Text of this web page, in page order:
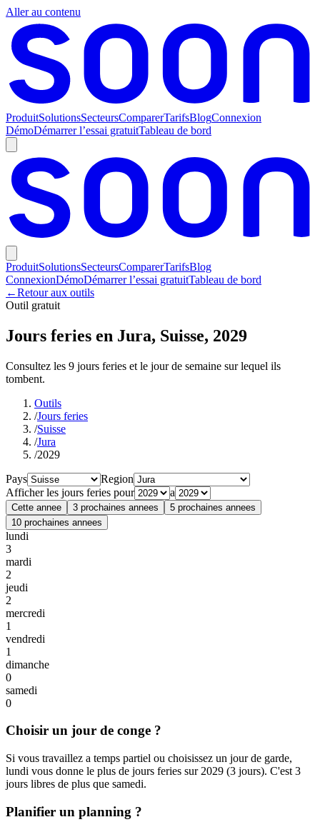
Aller au contenu
ProduitSolutionsSecteursComparerTarifsBlogConnexion
DémoDémarrer l’essai gratuitTableau de bord
ProduitSolutionsSecteursComparerTarifsBlog
ConnexionDémoDémarrer l’essai gratuitTableau de bord
←Retour aux outils
Outil gratuit
Jours feries en Jura, Suisse, 2029
Consultez les 9 jours feries et le jour de semaine sur lequel ils
tombent.
Outils
/Jours feries
/Suisse
/Jura
/2029
Pays
Region
Afficher les jours feries pour
a
Cette annee 3 prochaines annees
5 prochaines annees
10 prochaines annees
lundi
3
mardi
2
jeudi
2
mercredi
1
vendredi
1
dimanche
0
samedi
0
Choisir un jour de conge ?
Si vous travaillez a temps partiel ou choisissez un jour de garde,
lundi vous donne le plus de jours feries sur 2029 (3 jours). C'est 3
jours libres de plus que samedi.
Planifier un planning ?